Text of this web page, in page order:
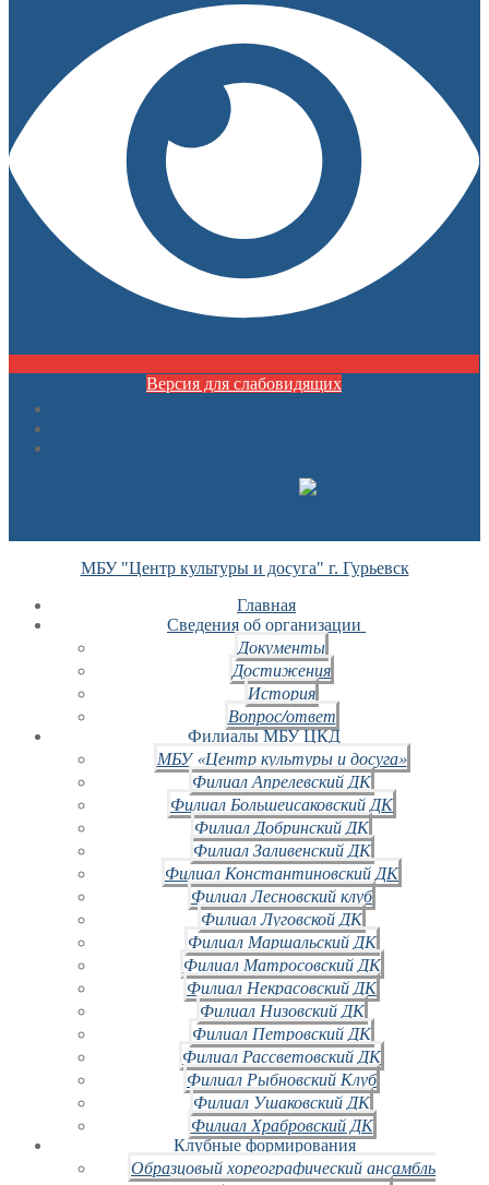
Версия для слабовидящих
МБУ "Центр культуры и досуга" г. Гурьевск
Главная
Сведения об организации
Документы
Достижения
История
Вопрос/ответ
Филиалы МБУ ЦКД
МБУ «Центр культуры и досуга»
Филиал Апрелевский ДК
Филиал Большеисаковский ДК
Филиал Добринский ДК
Филиал Заливенский ДК
Филиал Константиновский ДК
Филиал Лесновский клуб
Филиал Луговской ДК
Филиал Маршальский ДК
Филиал Матросовский ДК
Филиал Некрасовский ДК
Филиал Низовский ДК
Филиал Петровский ДК
Филиал Рассветовский ДК
Филиал Рыбновский Клуб
Филиал Ушаковский ДК
Филиал Храбровский ДК
Клубные формирования
Образцовый хореографический ансамбль